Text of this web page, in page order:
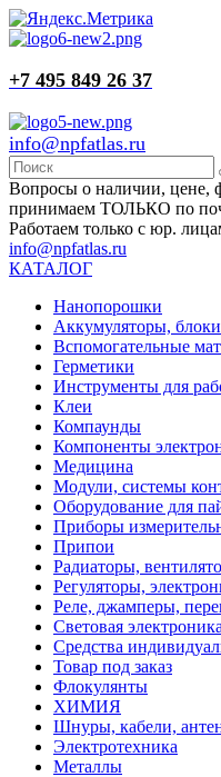
+7 495 849 26 37
info@npfatlas.ru
Вопросы о наличии, цене,
принимаем ТОЛЬКО по
Работаем только с юр.
info@npfatlas.ru
КАТАЛОГ
Нанопорошки
Аккумуляторы,
Вспомогательные
Герметики
Инструменты для
Клеи
Компаунды
Компоненты
Медицина
Модули, системы
Оборудование для
Приборы
Припои
Радиаторы,
Регуляторы,
Реле, джамперы,
Световая электроника
Средства
Товар под заказ
Флокулянты
ХИМИЯ
Шнуры, кабели,
Электротехника
Металлы